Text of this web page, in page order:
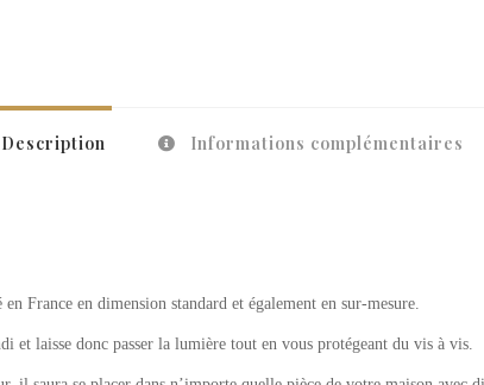
Description Informations complémentaires
France en dimension standard et également en sur-mesure.
et laisse donc passer la lumière tout en vous protégeant du vis à vis.